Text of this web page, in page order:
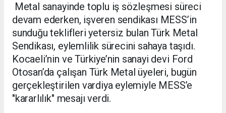
Metal sanayinde toplu iş sözleşmesi süreci
devam ederken, işveren sendikası MESS’in
sunduğu teklifleri yetersiz bulan Türk Metal
Sendikası, eylemlilik sürecini sahaya taşıdı.
Kocaeli’nin ve Türkiye’nin sanayi devi Ford
Otosan’da çalışan Türk Metal üyeleri, bugün
gerçekleştirilen vardiya eylemiyle MESS’e
"kararlılık" mesajı verdi.